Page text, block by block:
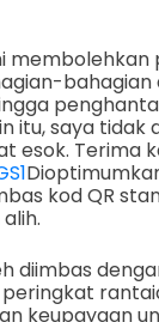
bahagian
itu, saya
esok. Terima
kod QR
diimbas
keupayaan